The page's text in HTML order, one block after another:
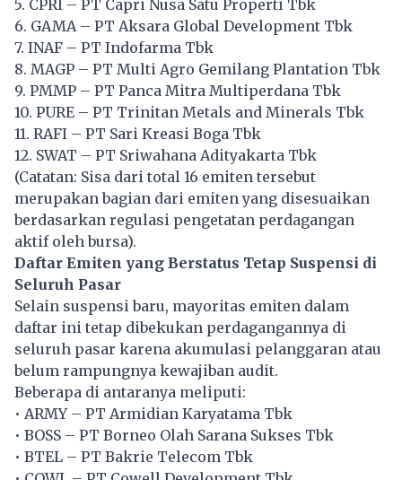
5. CPRI – PT Capri Nusa Satu Properti Tbk
6. GAMA – PT Aksara Global Development Tbk
7. INAF – PT Indofarma Tbk
8. MAGP – PT Multi Agro Gemilang Plantation Tbk
9. PMMP – PT Panca Mitra Multiperdana Tbk
10. PURE – PT Trinitan Metals and Minerals Tbk
11. RAFI – PT Sari Kreasi Boga Tbk
12. SWAT – PT Sriwahana Adityakarta Tbk
(Catatan: Sisa dari total 16 emiten tersebut
merupakan bagian dari emiten yang disesuaikan
berdasarkan regulasi pengetatan perdagangan
aktif oleh bursa).
Daftar Emiten yang Berstatus Tetap Suspensi di
Seluruh Pasar
Selain suspensi baru, mayoritas emiten dalam
daftar ini tetap dibekukan perdagangannya di
seluruh pasar karena akumulasi pelanggaran atau
belum rampungnya kewajiban audit.
Beberapa di antaranya meliputi:
• ARMY – PT Armidian Karyatama Tbk
• BOSS – PT Borneo Olah Sarana Sukses Tbk
• BTEL – PT Bakrie Telecom Tbk